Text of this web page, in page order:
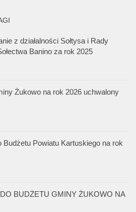
z działalności Sołtysa i Rady
Banino za rok 2025
Żukowo na rok 2026 uchwalony
Budżetu Powiatu Kartuskiego na rok
BUDŻETU GMINY ŻUKOWO NA